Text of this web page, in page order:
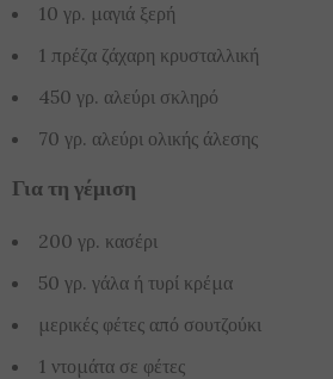
10 γρ. μαγιά ξερή
1 πρέζα ζάχαρη κρυσταλλική
450 γρ. αλεύρι σκληρό
70 γρ. αλεύρι ολικής άλεσης
Για τη γέμιση
200 γρ. κασέρι
50 γρ. γάλα ή τυρί κρέμα
μερικές φέτες από σουτζούκι
1 ντομάτα σε φέτες